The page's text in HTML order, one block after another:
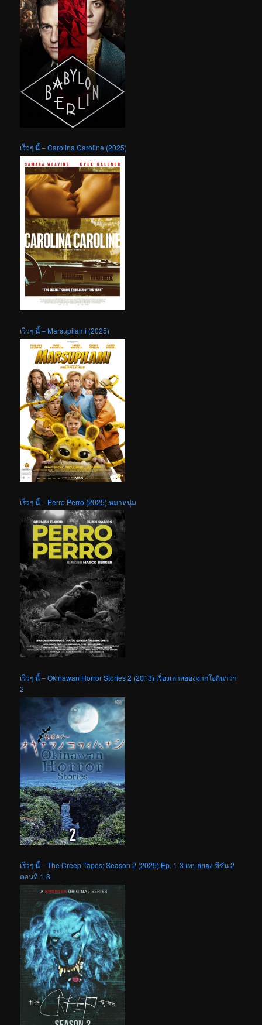
เร็วๆ นี้ – Carolina Caroline (2025)
เร็วๆ นี้ – Marsupilami (2025)
เร็วๆ นี้ – Perro Perro (2025) หมาหนุ่ม
เร็วๆ นี้ – Okinawan Horror Stories 2 (2013) เรื่องเล่าสยองจากโอกินาว่า
2
เร็วๆ นี้ – The Creep Tapes: Season 2 (2025) Ep. 1-3 เทปสยอง ซีซัน 2
ตอนที่ 1-3